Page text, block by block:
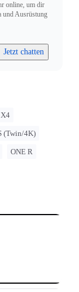
online, um dir
und Ausrüstung
Jetzt chatten
X4
(Twin/4K)
ONE R